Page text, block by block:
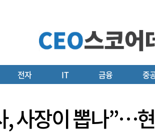
전자 IT 금융 중
, 사장이 뽑나”…